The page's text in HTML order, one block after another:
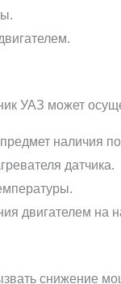
УАЗ может
наличия
датчика.
двигателем на
снижение